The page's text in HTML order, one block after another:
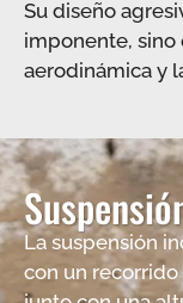
Su diseño
imponente,
aerodinámica y
La suspensión
con un recorrido